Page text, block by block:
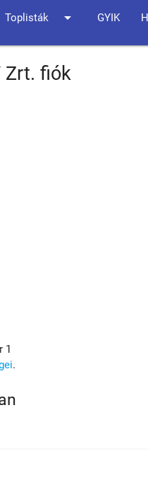
Toplisták arrow_drop_down GYIK
Zrt. fiók
1
.